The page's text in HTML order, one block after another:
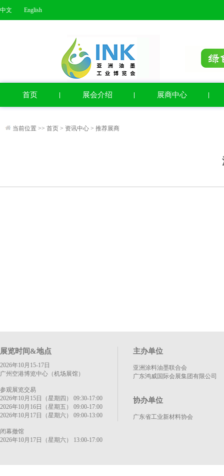
中文 English
首页 展会介绍 展商中心
当前位置 >> 首页 > 资讯中心 > 推荐展商
展览时间&地点
2026年10月15-17日
广州空港博览中心（机场展馆）
参观展览交易
2026年10月15日（星期四） 09:30-17:00
2026年10月16日（星期五） 09:00-17:00
2026年10月17日（星期六） 09:00-13:00
闭幕撤馆
2026年10月17日（星期六） 13:00-17:00
主办单位
亚洲涂料油墨联合会
广东鸿威国际会展集团有限公司
协办单位
广东省工业新材料协会